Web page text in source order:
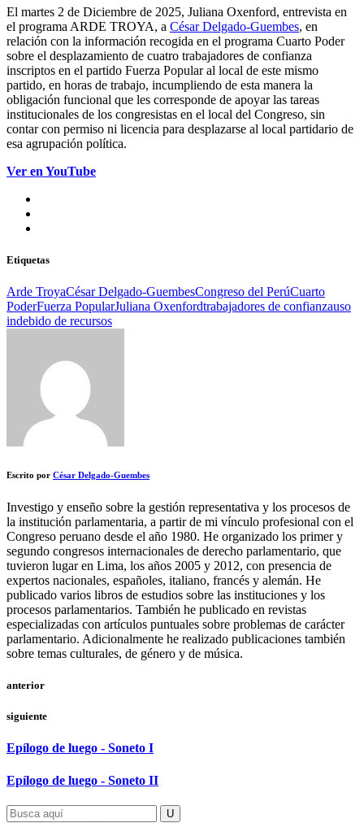
El martes 2 de Diciembre de 2025, Juliana Oxenford, entrevista en
el programa ARDE TROYA, a César Delgado-Guembes, en
relación con la información recogida en el programa Cuarto Poder
sobre el desplazamiento de cuatro trabajadores de confianza
inscriptos en el partido Fuerza Popular al local de este mismo
partido, en horas de trabajo, incumpliendo de esta manera la
obligación funcional que les corresponde de apoyar las tareas
institucionales de los congresistas en el local del Congreso, sin
contar con permiso ni licencia para desplazarse al local partidario de
esa agrupación política.
Ver en YouTube
Etiquetas
Arde TroyaCésar Delgado-GuembesCongreso del PerúCuarto
PoderFuerza PopularJuliana Oxenfordtrabajadores de confianzauso
indebido de recursos
Escrito por César Delgado-Guembes
Investigo y enseño sobre la gestión representativa y los procesos de
la institución parlamentaria, a partir de mi vínculo profesional con el
Congreso peruano desde el año 1980. He organizado los primer y
segundo congresos internacionales de derecho parlamentario, que
tuvieron lugar en Lima, los años 2005 y 2012, con presencia de
expertos nacionales, españoles, italiano, francés y alemán. He
publicado varios libros de estudios sobre las instituciones y los
procesos parlamentarios. También he publicado en revistas
especializadas con artículos puntuales sobre problemas de carácter
parlamentario. Adicionalmente he realizado publicaciones también
sobre temas culturales, de género y de música.
anterior
siguiente
Epílogo de luego - Soneto I
Epílogo de luego - Soneto II